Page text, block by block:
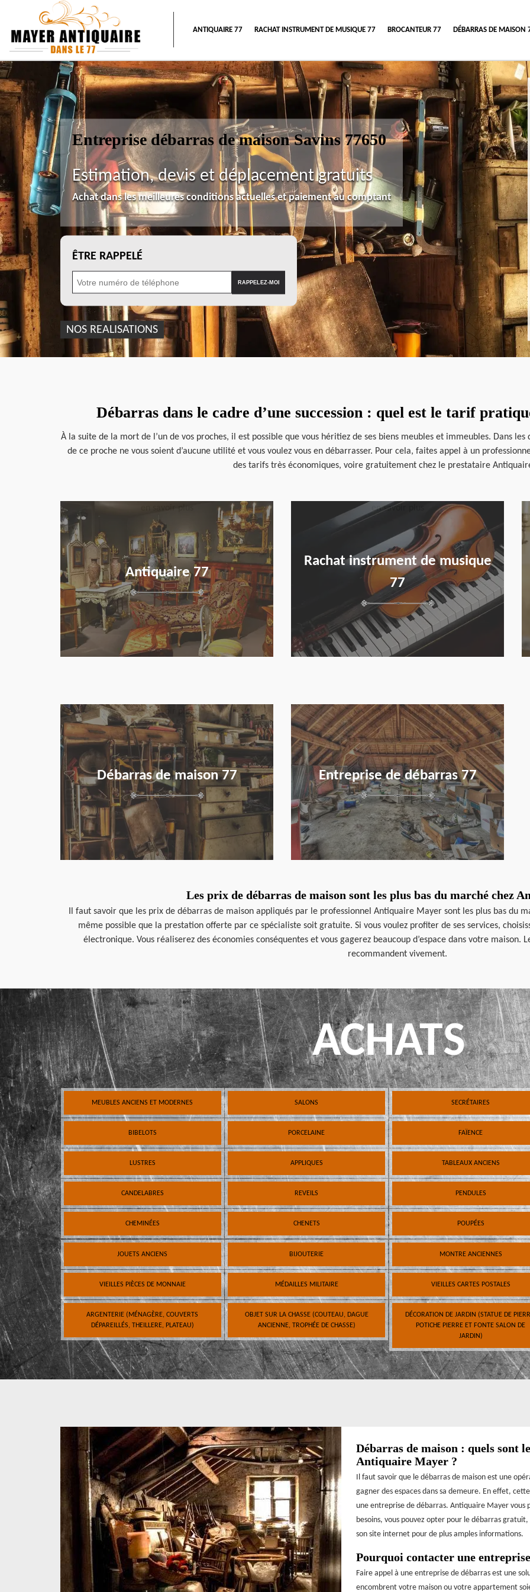
ANTIQUAIRE 77 RACHAT INSTRUMENT DE MUSIQUE 77 BROCANTEUR 77 DÉBARRAS DE MAISON
Entreprise débarras de maison Savins 77650
Estimation, devis et déplacement gratuits
Achat dans les meilleures conditions actuelles et paiement au comptant
ÊTRE RAPPELÉ
NOS REALISATIONS
Débarras dans le cadre d’une succession : quel est le tarif
À la suite de la mort de l’un de vos proches, il est possible que vous héritiez de ses biens meubles et immeubles. Dans
de ce proche ne vous soient d’aucune utilité et vous voulez vous en débarrasser. Pour cela, faites appel à un
des tarifs très économiques, voire gratuitement chez le prestataire
Antiquaire 77
Rachat instrument de musique
77
en savoir plus
Débarras de maison 77
en savoir plus
Entreprise de débarras 77
en savoir plus
Les prix de débarras de maison sont les plus bas du marché chez
Il faut savoir que les prix de débarras de maison appliqués par le professionnel Antiquaire Mayer sont les plus bas du
même possible que la prestation offerte par ce spécialiste soit gratuite. Si vous voulez profiter de ses services,
électronique. Vous réaliserez des économies conséquentes et vous gagerez beaucoup d’espace dans votre
recommandent vivement.
ACHATS
MEUBLES ANCIENS ET MODERNES SALONS SECRÉTAIRES
BIBELOTS PORCELAINE FAÏENCE
LUSTRES APPLIQUES TABLEAUX ANCIENS
CANDELABRES REVEILS PENDULES
CHEMINÉES CHENETS POUPÉES
JOUETS ANCIENS BIJOUTERIE MONTRE ANCIENNES
VIEILLES PIÈCES DE MONNAIE MÉDAILLES MILITAIRE VIEILLES CARTES POSTALES
ARGENTERIE (MÉNAGÈRE, COUVERTS
DÉPAREILLÉS, THEILLERE, PLATEAU)
OBJET SUR LA CHASSE (COUTEAU, DAGUE
ANCIENNE, TROPHÉE DE CHASSE)
DÉCORATION DE JARDIN (STATUE DE
POTICHE PIERRE ET FONTE SALON DE
JARDIN)
Débarras de maison : quels sont
Antiquaire Mayer ?
Il faut savoir que le débarras de maison est une
gagner des espaces dans sa demeure. En effet,
une entreprise de débarras. Antiquaire Mayer vous
besoins, vous pouvez opter pour le débarras
son site internet pour de plus amples informations.
Pourquoi contacter une
Faire appel à une entreprise de débarras est une
encombrent votre maison ou votre appartement